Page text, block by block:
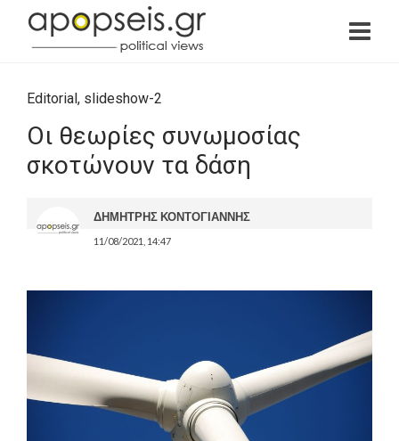
Editorial, slideshow-2
Οι θεωρίες συνωμοσίας
σκοτώνουν τα δάση
ΔΗΜΗΤΡΗΣ ΚΟΝΤΟΓΙΑΝΝΗΣ
11/08/2021, 14:47